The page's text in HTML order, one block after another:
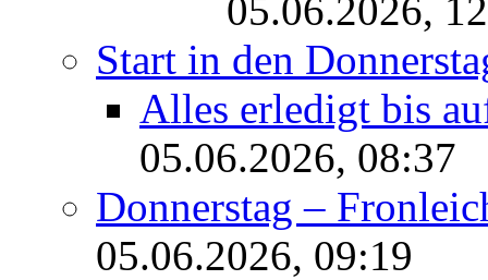
05.06.2026,
Start in den
Alles erledigt bis
05.06.2026, 08:37
Donnerstag –
05.06.2026, 09:19